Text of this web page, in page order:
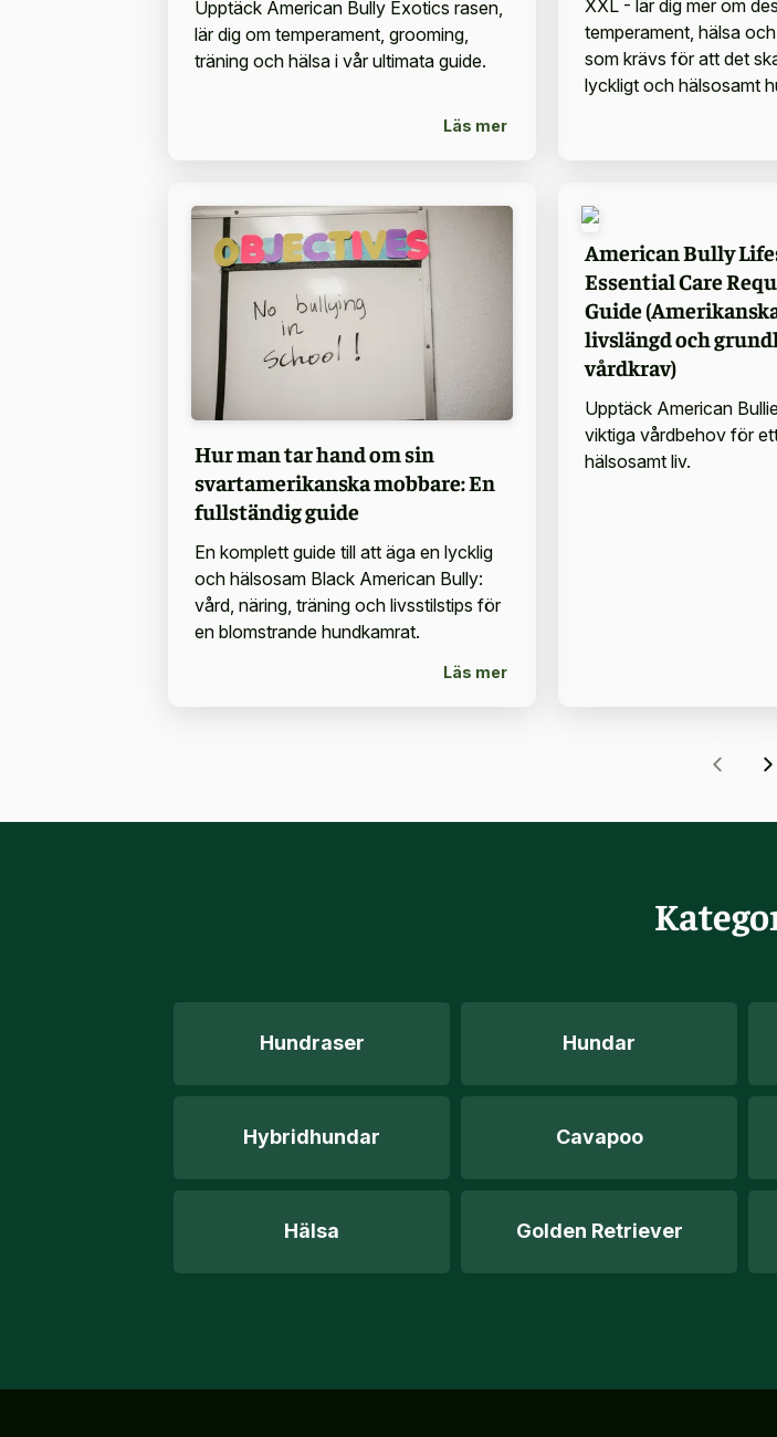
Upptäck American Bully Exotics rasen,
lär dig om temperament, grooming,
träning och hälsa i vår ultimata guide.
Läs mer
XXL - lär dig mer om
temperament, hälsa
som krävs för att det
lyckligt och hälsosamt
Hur man tar hand om sin
svartamerikanska mobbare: En
fullständig guide
En komplett guide till att äga en lycklig
och hälsosam Black American Bully:
vård, näring, träning och livsstilstips för
en blomstrande hundkamrat.
Läs mer
American Bully
Essential Care
Guide
livslängd och
vårdkrav)
Upptäck American
viktiga vårdbehov för
hälsosamt liv.
Hundraser Hundar
Hybridhundar Cavapoo
Hälsa Golden Retriever